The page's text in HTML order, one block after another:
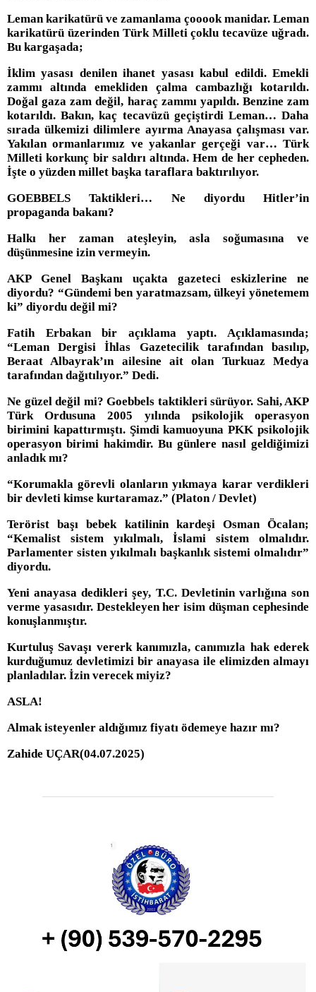
Leman karikatürü ve zamanlama çooook manidar. Leman
karikatürü üzerinden Türk Milleti çoklu tecavüze uğradı.
Bu kargaşada;
İklim yasası denilen ihanet yasası kabul edildi. Emekli
zammı altında emekliden çalma cambazlığı kotarıldı.
Doğal gaza zam değil, haraç zammı yapıldı. Benzine zam
kotarıldı. Bakın, kaç tecavüzü geçiştirdi Leman… Daha
sırada ülkemizi dilimlere ayırma Anayasa çalışması var.
Yakılan ormanlarımız ve yakanlar gerçeği var… Türk
Milleti korkunç bir saldırı altında. Hem de her cepheden.
İşte o yüzden millet başka taraflara baktırılıyor.
GOEBBELS Taktikleri… Ne diyordu Hitler’in
propaganda bakanı?
Halkı her zaman ateşleyin, asla soğumasına ve
düşünmesine izin vermeyin.
AKP Genel Başkanı uçakta gazeteci eskizlerine ne
diyordu? “Gündemi ben yaratmazsam, ülkeyi yönetemem
ki” diyordu değil mi?
Fatih Erbakan bir açıklama yaptı. Açıklamasında;
“Leman Dergisi İhlas Gazetecilik tarafından basılıp,
Beraat Albayrak’ın ailesine ait olan Turkuaz Medya
tarafından dağıtılıyor.” Dedi.
Ne güzel değil mi? Goebbels taktikleri sürüyor. Sahi, AKP
Türk Ordusuna 2005 yılında psikolojik operasyon
birimini kapattırmıştı. Şimdi kamuoyuna PKK psikolojik
operasyon birimi hakimdir. Bu günlere nasıl geldiğimizi
anladık mı?
“Korumakla görevli olanların yıkmaya karar verdikleri
bir devleti kimse kurtaramaz.” (Platon / Devlet)
Terörist başı bebek katilinin kardeşi Osman Öcalan;
“Kemalist sistem yıkılmalı, İslami sistem olmalıdır.
Parlamenter sisten yıkılmalı başkanlık sistemi olmalıdır”
diyordu.
Yeni anayasa dedikleri şey, T.C. Devletinin varlığına son
verme yasasıdır. Destekleyen her isim düşman cephesinde
konuşlanmıştır.
Kurtuluş Savaşı vererk kanımızla, canımızla hak ederek
kurduğumuz devletimizi bir anayasa ile elimizden almayı
planladılar. İzin verecek miyiz?
ASLA!
Almak isteyenler aldığımız fiyatı ödemeye hazır mı?
Zahide UÇAR(04.07.2025)